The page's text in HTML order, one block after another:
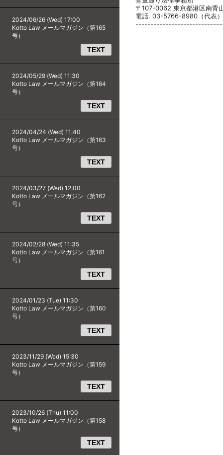
2024/06/26 (Wed) 17:00
Kotto Law メールマガジン（第165
号）
TEXT
2024/05/29 (Wed) 11:30
Kotto Law メールマガジン（第164
号）
TEXT
2024/04/24 (Wed) 11:40
Kotto Law メールマガジン（第163
号）
TEXT
2024/03/27 (Wed) 12:00
Kotto Law メールマガジン（第162
号）
TEXT
2024/02/28 (Wed) 11:35
Kotto Law メールマガジン（第161
号）
TEXT
2024/01/23 (Tue) 11:30
Kotto Law メールマガジン（第160
号）
TEXT
2023/11/29 (Wed) 15:30
Kotto Law メールマガジン（第159
号）
TEXT
2023/10/26 (Thu) 11:00
Kotto Law メールマガジン（第158
号）
TEXT
〒107-0062 東京都港区南青
電話. 03-5766-8980（代表